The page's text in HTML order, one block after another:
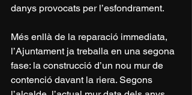
danys provocats per l’esfondrament.
Més enllà de la reparació immediata,
l’Ajuntament ja treballa en una segona
fase: la construcció d’un nou mur de
contenció davant la riera. Segons